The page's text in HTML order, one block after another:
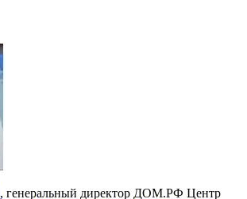
, генеральный директор ДОМ.РФ Центр